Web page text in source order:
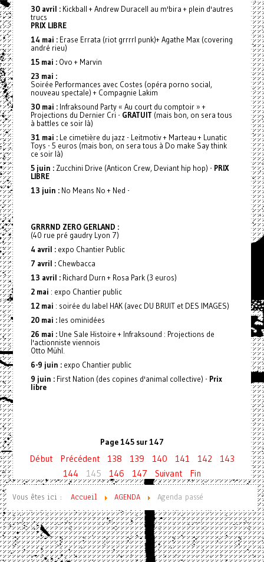
30 avril :Kickball + Andrew Duracell au m'bira + plein d'autres
trucs
PRIX LIBRE
14 mai :Erase Errata (riot grrrrl punk)+ Agathe Max (covering
andré rieu)
15 mai :Ovo + Marvin
23 mai :
Soirée Performances avec Costes (opéra porno social,
nouveau spectale) + Compagnie Lakim
30 mai :Infraksound Party « Au court du comptoir » +
Projections du Dernier Cri - GRATUIT (mais bon, on sera tous
à battles ce soir là)
31 mai :Le cimetière du jazz - Leitmotiv + Marteau + Lunatic
Toys - 5 euros (mais bon, on sera tous à Do make Say think
ce soir là)
5 juin :Zucchini Drive (Anticon Crew, Deviant hip hop) - PRIX
LIBRE
13 juin : No Means No + Ned -
GRRRND ZERO GERLAND :
(40 rue pré gaudry Lyon 7)
4 avril :expo Chantier Public
7 avril :Chewbacca
13 avril :Richard Durn + Rosa Park (3 euros)
2 mai : expo Chantier public
12 mai : soirée du label HAK (avec DU BRUIT et DES IMAGES)
20 mai :les ominidées
26 mai :Une Sale Histoire + Infraksound : Projections de
l'actionniste viennois
Otto Mühl.
6-9 juin :expo Chantier public
9 juin :First Nation (des copines d'animal collective) - Prix
libre
Page 145 sur 147
Début Précédent 138 139 140 141 142
143
144
145 146 147 Suivant Fin
Vous êtes ici : Accueil AGENDA Agenda passé